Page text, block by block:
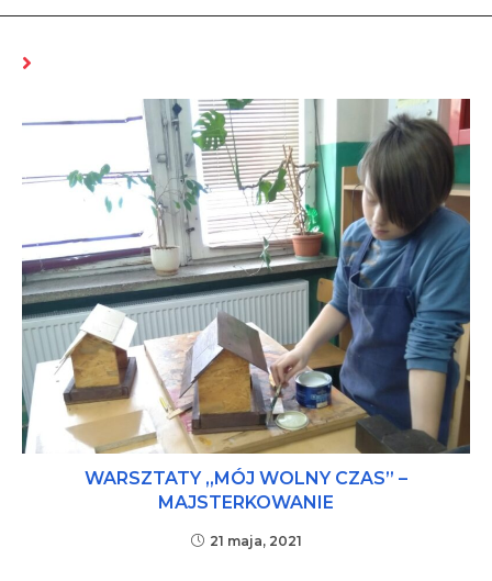
WARSZTATY „MÓJ WOLNY CZAS” –
MAJSTERKOWANIE
21 maja, 2021